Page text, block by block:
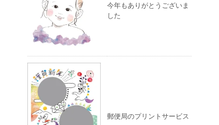
今年もありがとうございま
した
郵便局のプリントサービス